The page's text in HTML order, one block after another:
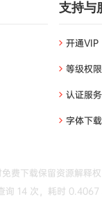
支持与
开通VIP
等级权限
认证服务
字体下载
费下载保留资源解释
询 14 次，耗时 0.4067